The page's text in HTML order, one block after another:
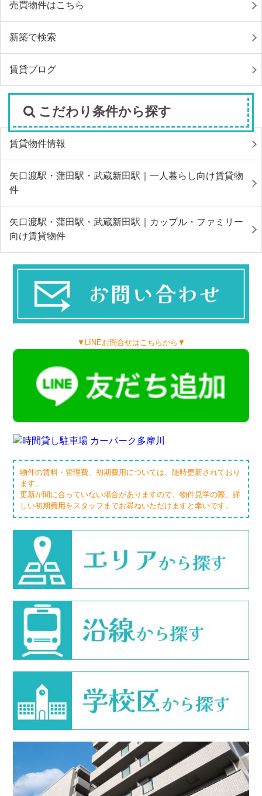
売買物件はこちら
新築で検索
賃貸ブログ
こだわり条件から探す
賃貸物件情報
矢口渡駅・蒲田駅・武蔵新田駅｜一人暮らし向け賃貸物
件
矢口渡駅・蒲田駅・武蔵新田駅｜カップル・ファミリー
向け賃貸物件
▼LINEお問合せはこちらから▼
物件の賃料・管理費、初期費用については、随時更新されており
ます。
更新が間に合っていない場合がありますので、物件見学の際、詳
しい初期費用をスタッフまでお尋ねいただけますと幸いです。